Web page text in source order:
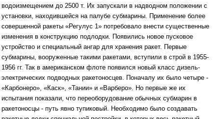
водоизмещением до 2500 т. Их запускали в надводном положении с
установки, находившейся на палубе субмарины. Применение более
совершенной ракеты «Регулус 1» потребовало внести существенные
изменения в конструкцию подлодки. Появились новое пусковое
устройство и специальный ангар для хранения ракет. Первые
субмарины, вооруженные такими ракетами, вступили в строй в 1955-
1956 гг. Так в американском флоте появился новый класс дизель-
электрических подводных ракетоносцев. Поначалу их было четыре -
«Карбонеро», «Каск», «Тании» и «Варберо». Но первые же их
испытания показали, что переоборудование обычных субмарин в
ракетоносцы - путь явно тупиковый. Необходимо было создавать